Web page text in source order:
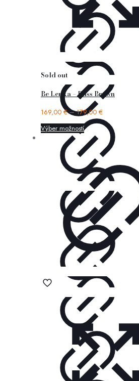
Sold out
Be Lenka – Bliss Brown
169,00 €–179,00 €
Výber možností